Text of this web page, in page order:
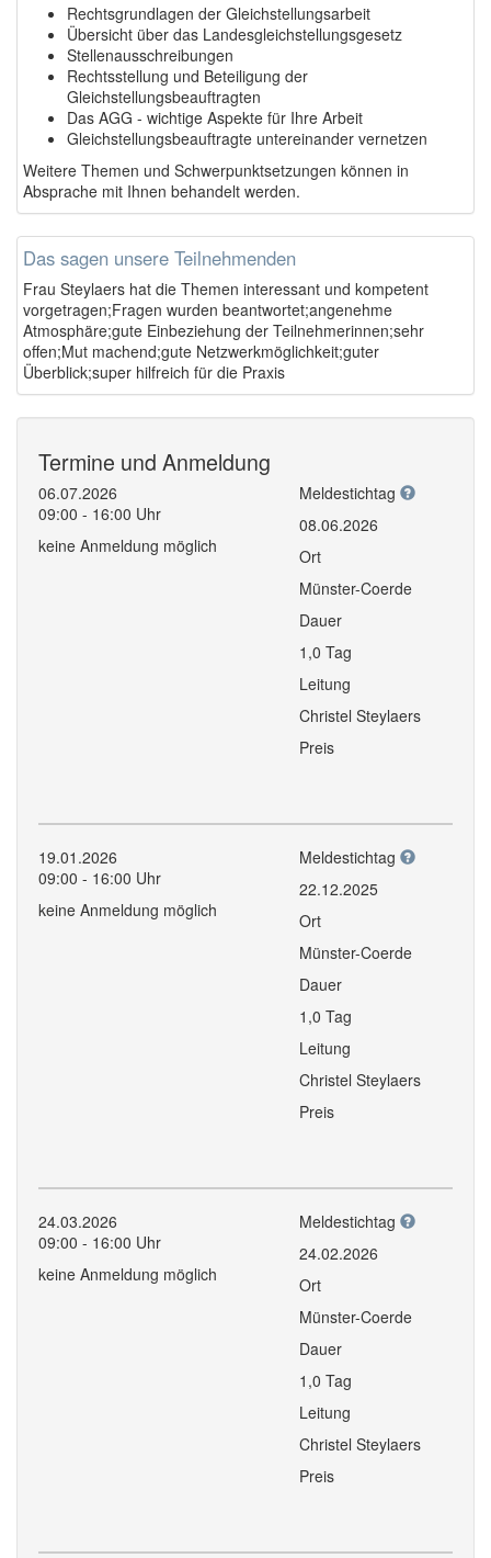
Rechtsgrundlagen der Gleichstellungsarbeit
Übersicht über das Landesgleichstellungsgesetz
Stellenausschreibungen
Rechtsstellung und Beteiligung der
Gleichstellungsbeauftragten
Das AGG - wichtige Aspekte für Ihre Arbeit
Gleichstellungsbeauftragte untereinander vernetzen
Weitere Themen und Schwerpunktsetzungen können in
Absprache mit Ihnen behandelt werden.
Das sagen unsere Teilnehmenden
Frau Steylaers hat die Themen interessant und kompetent
vorgetragen;Fragen wurden beantwortet;angenehme
Atmosphäre;gute Einbeziehung der Teilnehmerinnen;sehr
offen;Mut machend;gute Netzwerkmöglichkeit;guter
Überblick;super hilfreich für die Praxis
Termine und Anmeldung
06.07.2026
09:00 - 16:00 Uhr
keine Anmeldung möglich
Meldestichtag
08.06.2026
Ort
Münster-Coerde
Dauer
1,0 Tag
Leitung
Christel Steylaers
Preis
19.01.2026
09:00 - 16:00 Uhr
keine Anmeldung möglich
Meldestichtag
22.12.2025
Ort
Münster-Coerde
Dauer
1,0 Tag
Leitung
Christel Steylaers
Preis
24.03.2026
09:00 - 16:00 Uhr
keine Anmeldung möglich
Meldestichtag
24.02.2026
Ort
Münster-Coerde
Dauer
1,0 Tag
Leitung
Christel Steylaers
Preis